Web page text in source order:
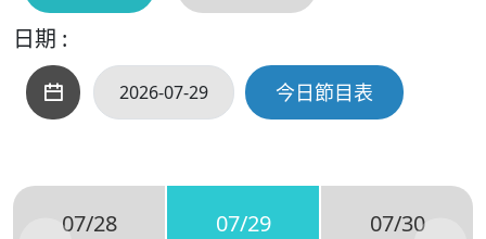
日期 :
今日節目表
07/28 07/29 07/30